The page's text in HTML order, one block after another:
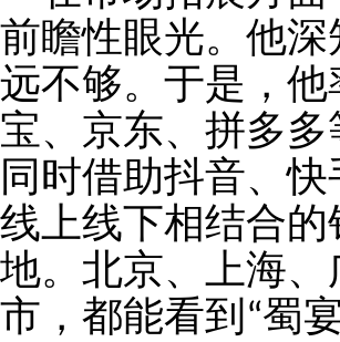
前瞻性眼光。他
远不够。于是，
宝、京东、拼多
同时借助抖音、
线上线下相结合
地。北京、上海
市，都能看到 “蜀